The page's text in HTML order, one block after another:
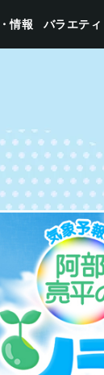
情報 バラエテ